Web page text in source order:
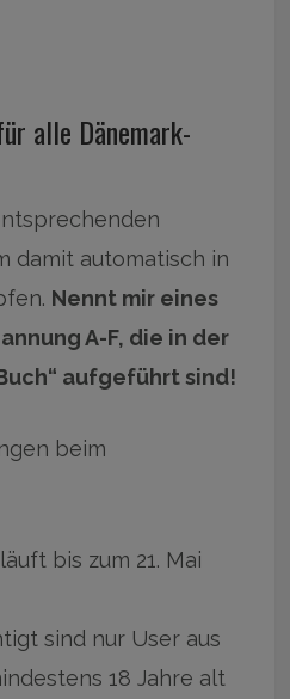
alle Dänemark-
damit automatisch in
Nennt mir eines
A-F, die in der
aufgeführt sind!
beim
bis zum 21. Mai
sind nur User aus
18 Jahre alt